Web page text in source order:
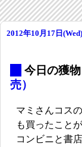
2012年10月17日(Wed)
今日の獲
売）
マミさんコス
も買ったこと
コンビニと書